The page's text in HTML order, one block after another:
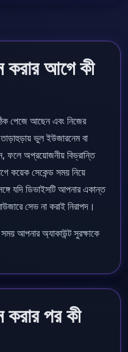
আগে কী
পেজে আছেন এবং নিজের
ভুল ইউজারনেম বা
ফলে অপ্রয়োজনীয় বিভ্রান্তি
কয়েক সেকেন্ড সময় নিয়ে
যদি ডিভাইসটি আপনার একান্ত
সেভ না করাই নিরাপদ।
আপনার অ্যাকাউন্ট সুরক্ষাকে
পর কী